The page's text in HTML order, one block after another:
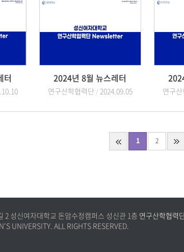
터 2024년 8월 뉴스레터
연구산학협력단 2024.09.05 연구
1 2
2 성신여자대학교 돈암수정캠퍼스 성신관 1층 연구산학협력
UNIVERSITY. ALL RIGHTS RESERVED.